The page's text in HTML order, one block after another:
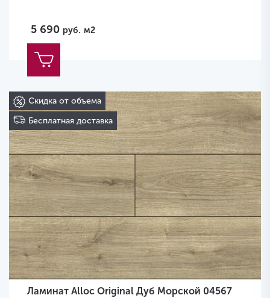
5 690 руб. м2
Скидка от объема
Бесплатная доставка
Ламинат Alloc Original Дуб Морской 04567